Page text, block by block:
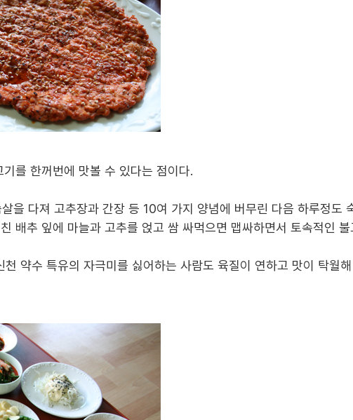
를 한꺼번에 맛볼 수 있다는 점이다.
을 다져 고추장과 간장 등 10여 가지 양념에 버무린 다음 하루정도
배추 잎에 마늘과 고추를 얹고 쌈 싸먹으면 맵싸하면서 토속적인
천 약수 특유의 자극미를 싫어하는 사람도 육질이 연하고 맛이 탁월